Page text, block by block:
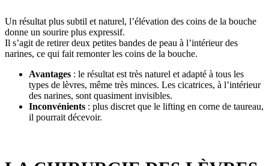
Un résultat plus subtil et naturel, l’élévation des coins de la bouche
donne un sourire plus expressif.
Il s’agit de retirer deux petites bandes de peau à l’intérieur des
narines, ce qui fait remonter les coins de la bouche.
Avantages : le résultat est très naturel et adapté à tous les
types de lèvres, même très minces. Les cicatrices, à l’intérieur
des narines, sont quasiment invisibles.
Inconvénients : plus discret que le lifting en corne de taureau,
il pourrait décevoir.